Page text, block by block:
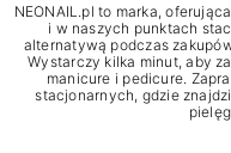
NEONAIL.pl to marka,
i w naszych punktach
alternatywą podczas
Wystarczy kilka minut, aby
manicure i pedicure.
stacjonarnych, gdzie